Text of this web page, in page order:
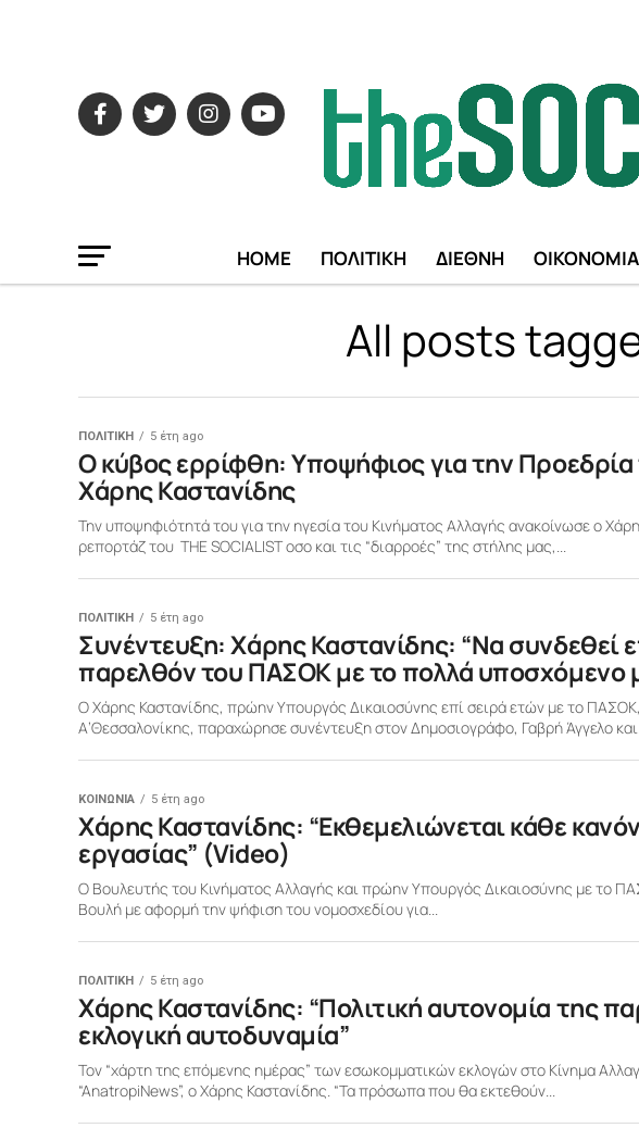
HOME ΠΟΛΙΤΙΚΗ ΔΙΕΘΝΗ ΟΙΚΟΝΟΜΙΑ
All posts
ΠΟΛΙΤΙΚΗ 5 έτη ago
Ο κύβος ερρίφθη: Υποψήφιος για την
Χάρης Καστανίδης
Την υποψηφιότητά του για την ηγεσία του Κινήματος Αλλαγής ανακοίνωσε ο
ρεπορτάζ του THE SOCIALIST οσο και τις “διαρροές” της στήλης μας,...
ΠΟΛΙΤΙΚΗ 5 έτη ago
Συνέντευξη: Χάρης Καστανίδης: “Να συνδεθεί
παρελθόν του ΠΑΣΟΚ με το πολλά υποσχόμενο
Ο Χάρης Καστανίδης, πρώην Υπουργός Δικαιοσύνης επί σειρά ετών με το
Α’Θεσσαλονίκης, παραχώρησε συνέντευξη στον Δημοσιογράφο, Γαβρή Άγγελο
ΚΟΙΝΩΝΙΑ 5 έτη ago
Xάρης Καστανίδης: “Εκθεμελιώνεται κάθε
εργασίας” (Video)
Ο Βουλευτής του Κινήματος Αλλαγής και πρώην Υπουργός Δικαιοσύνης με το
Βουλή με αφορμή την ψήφιση του νομοσχεδίου για...
ΠΟΛΙΤΙΚΗ 5 έτη ago
Χάρης Καστανίδης: “Πολιτική αυτονομία της
εκλογική αυτοδυναμία”
Τον “χάρτη της επόμενης ημέρας” των εσωκομματικών εκλογών στο Κίνημα
“AnatropiNews”, o Xάρης Καστανίδης. “Τα πρόσωπα που θα εκτεθούν...